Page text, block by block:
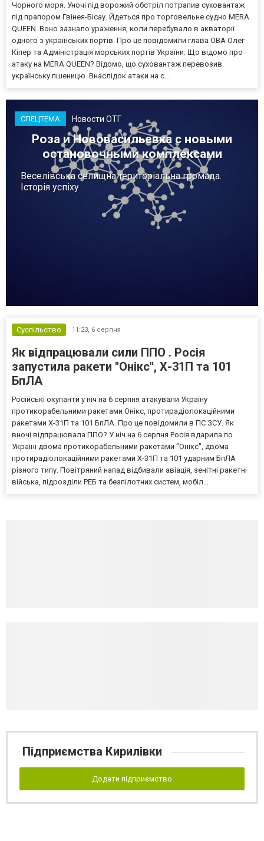
Чорного моря. Уночі під ворожий обстріл потрапив суховантаж
під прапором Гвінея-Бісау. Йдеться про торговельне судно MERA
QUEEN. Воно зазнало ураження, коли перебувало в акваторії
одного з українських портів. Про це повідомили глава ОВА Олег
Кіпер та Адміністрація морських портів України. Що відомо про
атаку на MERA QUEEN? Відомо, що суховантаж перевозив
українську пшеницю. Внаслідок атаки на с...
СПЕЦТЕМА Новости ОТГ
Роза и Нововасильевка с новыми
остановочными комплексами
Веселівська селищна територіальна громада.
Історія успіху
Суспільство 11:23, 6 серпня
Як відпрацювали сили ППО . Росія
запустила ракети "Онікс", Х-31П та 101
БпЛА
Російські окупанти у ніч на 6 серпня атакували Україну
протикорабельними ракетами Онікс, протирадіолокаційними
ракетами Х-31П та 101 БпЛА. Про це повідомили в ПС ЗСУ. Як
вночі відпрацювала ППО? У ніч на 6 серпня Росія вдарила по
Україні двома протикорабельними ракетами "Онікс", двома
протирадіолокаційними ракетами Х-31П та 101 ударним БпЛА
різного типу. Повітряний напад відбивали авіація, зенітні ракетні
війська, підрозділи РЕБ та безпілотних систем, мобіл...
Підприємства Кирилівки
Додати підприємство